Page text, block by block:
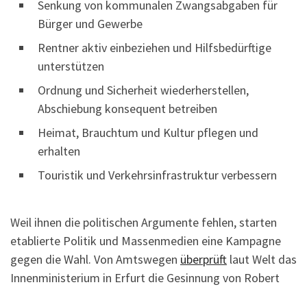
Senkung von kommunalen Zwangsabgaben für
Bürger und Gewerbe
Rentner aktiv einbeziehen und Hilfsbedürftige
unterstützen
Ordnung und Sicherheit wiederherstellen,
Abschiebung konsequent betreiben
Heimat, Brauchtum und Kultur pflegen und
erhalten
Touristik und Verkehrsinfrastruktur verbessern
Weil ihnen die politischen Argumente fehlen, starten
etablierte Politik und Massenmedien eine Kampagne
gegen die Wahl. Von Amtswegen überprüft laut Welt das
Innenministerium in Erfurt die Gesinnung von Robert